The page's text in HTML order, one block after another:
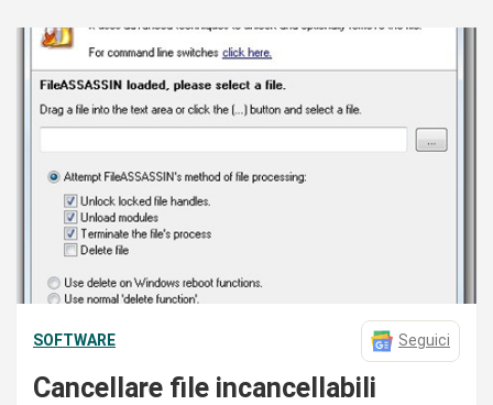
SOFTWARE Seguici
Cancellare file incancellabili